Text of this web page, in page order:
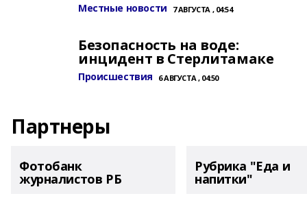
Местные новости 7 АВГУСТА , 04:54
Безопасность на воде:
инцидент в Стерлитамаке
Происшествия 6 АВГУСТА , 04:50
Партнеры
Фотобанк
журналистов РБ
Рубрика "Еда и
напитки"